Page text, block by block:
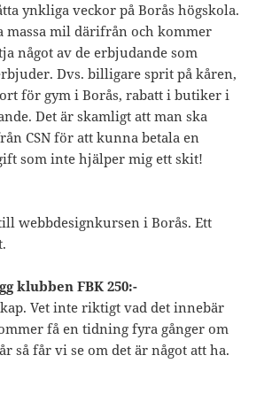
ynkliga veckor på Borås högskola.
massa mil därifrån och kommer
något av de erbjudande som
Dvs. billigare sprit på kåren,
för gym i Borås, rabatt i butiker i
Det är skamligt att man ska
CSN för att kunna betala en
som inte hjälper mig ett skit!
webbdesignkursen i Borås. Ett
klubben FBK 250:-
Vet inte riktigt vad det innebär
få en tidning fyra gånger om
så får vi se om det är något att ha.